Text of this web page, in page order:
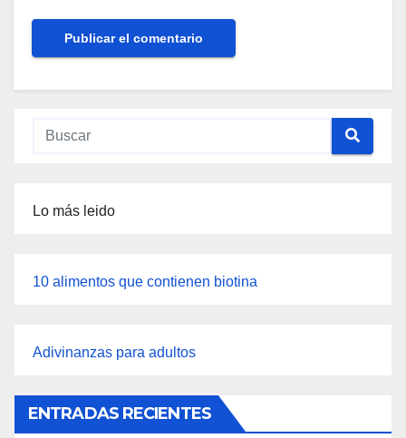
Lo más leido
10 alimentos que contienen biotina
Adivinanzas para adultos
ENTRADAS RECIENTES